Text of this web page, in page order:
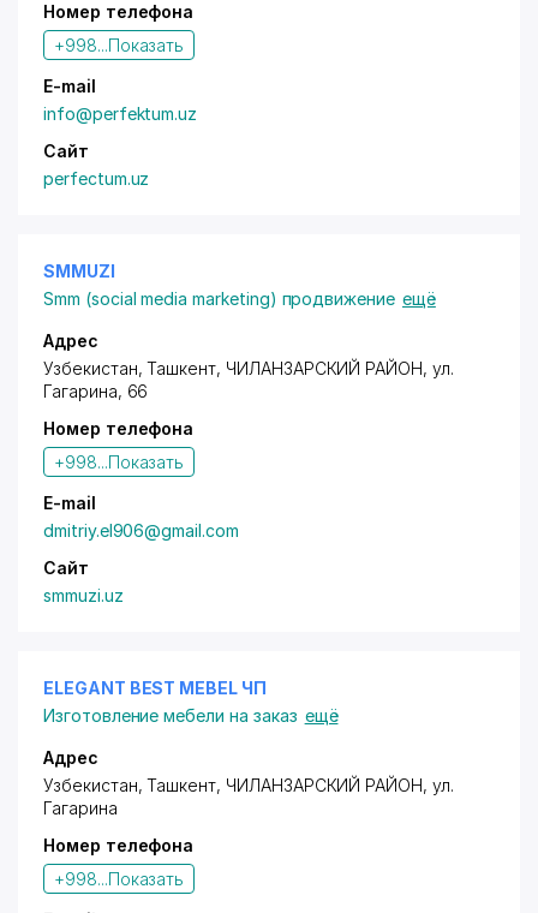
Номер телефона
+998...Показать
E-mail
info@perfektum.uz
Сайт
perfectum.uz
SMMUZI
Smm (social media marketing) продвижение ещё
Адрес
Узбекистан, Ташкент, ЧИЛАНЗАРСКИЙ РАЙОН, ул.
Гагарина, 66
Номер телефона
+998...Показать
E-mail
dmitriy.el906@gmail.com
Сайт
smmuzi.uz
ELEGANT BEST MEBEL ЧП
Изготовление мебели на заказ ещё
Адрес
Узбекистан, Ташкент, ЧИЛАНЗАРСКИЙ РАЙОН, ул.
Гагарина
Номер телефона
+998...Показать